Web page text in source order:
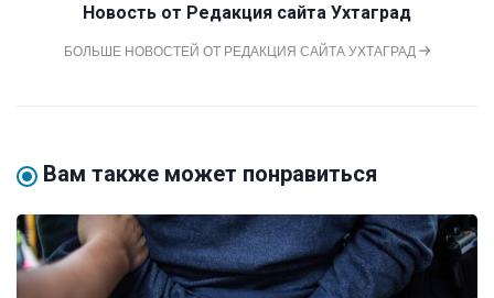
Новость от Редакция сайта Ухтаград
БОЛЬШЕ НОВОСТЕЙ ОТ РЕДАКЦИЯ САЙТА УХТАГРАД
Вам также может понравиться